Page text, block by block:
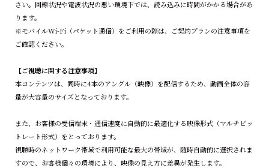
さい。回線状況や電波状況の悪い環境下では、読み込みに時間がかかる場合があ
ります。
※モバイルWi-Fi（パケット通信）をご利用の際は、ご契約プランの注意事項を
ご確認ください。
【ご視聴に関する注意事項】
本コンテンツは、同時に4本のアングル（映像）を配信するため、動画全体の容
量が大容量のサイズとなっております。
また、お客様の受信端末・通信速度に自動的に最適化する映像形式（マルチビッ
トレート形式）をとっております。
視聴時のネットワーク帯域で利用可能な最大の帯域が、随時自動的に選択されま
すので、お客様個々の環境により、映像の見え方に差異が発生します。